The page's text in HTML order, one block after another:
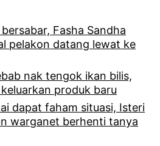
Fasha Sandha
pelakon datang lewat ke
nak tengok ikan bilis,
produk baru
dapat faham situasi, Isteri
warganet berhenti tanya